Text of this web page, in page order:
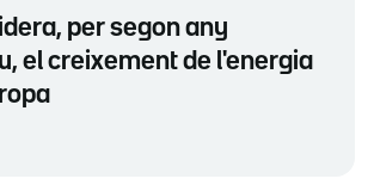
per segon any
el creixement de l'energia